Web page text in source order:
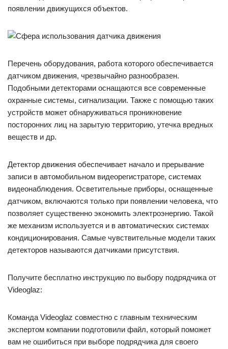
появлении движущихся объектов.
Перечень оборудования, работа которого обеспечивается
датчиком движения, чрезвычайно разнообразен.
Подобными детекторами оснащаются все современные
охранные системы, сигнализации. Также с помощью таких
устройств может обнаруживаться проникновение
посторонних лиц на зарытую территорию, утечка вредных
веществ и др.
Детектор движения обеспечивает начало и прерывание
записи в автомобильном видеорегистраторе, системах
видеонаблюдения. Осветительные приборы, оснащенные
датчиком, включаются только при появлении человека, что
позволяет существенно экономить электроэнергию. Такой
же механизм используется и в автоматических системах
кондиционирования. Самые чувствительные модели таких
детекторов называются датчиками присутствия.
Получите бесплатно инструкцию по выбору подрядчика от
Videoglaz:
Команда Videoglaz совместно с главным техническим
экспертом компании подготовили файл, который поможет
вам не ошибиться при выборе подрядчика для своего